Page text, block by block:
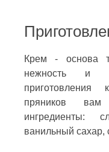
Крем - основа
нежность и
пряников вам
ингредиенты:
ванильный сахар,